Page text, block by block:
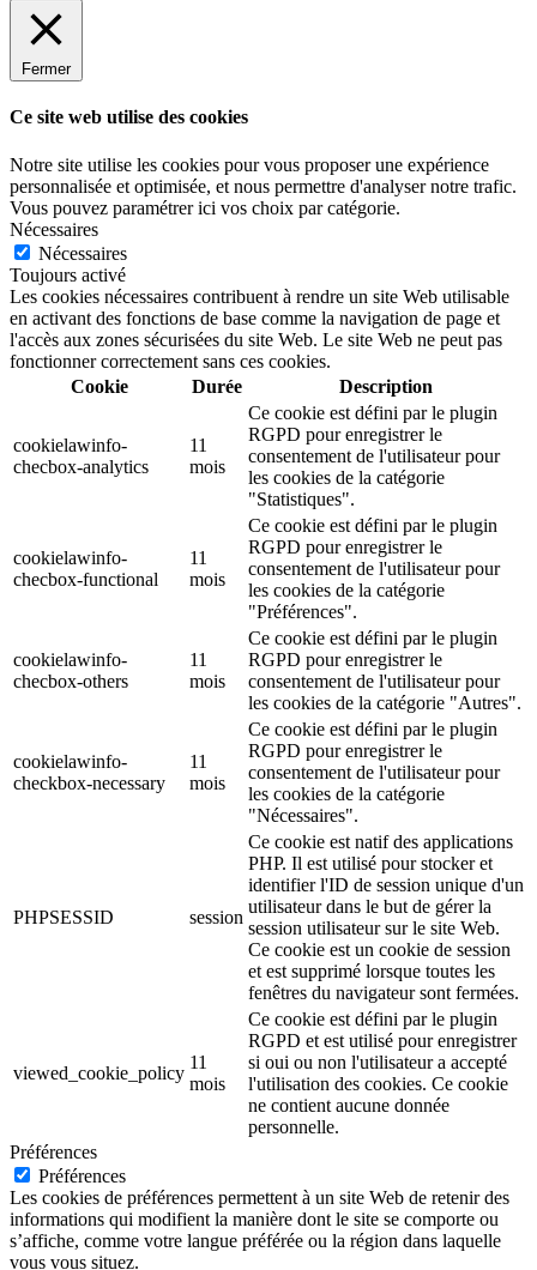
Fermer
Ce site web utilise des cookies
Notre site utilise les cookies pour vous proposer une expérience
personnalisée et optimisée, et nous permettre d'analyser notre trafic.
Vous pouvez paramétrer ici vos choix par catégorie.
Nécessaires
Nécessaires
Toujours activé
Les cookies nécessaires contribuent à rendre un site Web utilisable
en activant des fonctions de base comme la navigation de page et
l'accès aux zones sécurisées du site Web. Le site Web ne peut pas
fonctionner correctement sans ces cookies.
Cookie
Durée Description
cookielawinfo-
checbox-analytics
11
mois
Ce cookie est défini par le plugin
RGPD pour enregistrer le
consentement de l'utilisateur pour
les cookies de la catégorie
"Statistiques".
cookielawinfo-
checbox-functional
11
mois
Ce cookie est défini par le plugin
RGPD pour enregistrer le
consentement de l'utilisateur pour
les cookies de la catégorie
"Préférences".
cookielawinfo-
checbox-others
11
mois
Ce cookie est défini par le plugin
RGPD pour enregistrer le
consentement de l'utilisateur pour
les cookies de la catégorie "Autres".
cookielawinfo-
checkbox-necessary
11
mois
Ce cookie est défini par le plugin
RGPD pour enregistrer le
consentement de l'utilisateur pour
les cookies de la catégorie
"Nécessaires".
PHPSESSID session
Ce cookie est natif des applications
PHP. Il est utilisé pour stocker et
identifier l'ID de session unique d'un
utilisateur dans le but de gérer la
session utilisateur sur le site Web.
Ce cookie est un cookie de session
et est supprimé lorsque toutes les
fenêtres du navigateur sont fermées.
viewed_cookie_policy
11
mois
Ce cookie est défini par le plugin
RGPD et est utilisé pour enregistrer
si oui ou non l'utilisateur a accepté
l'utilisation des cookies. Ce cookie
ne contient aucune donnée
personnelle.
Préférences
Préférences
Les cookies de préférences permettent à un site Web de retenir des
informations qui modifient la manière dont le site se comporte ou
s’affiche, comme votre langue préférée ou la région dans laquelle
vous vous situez.